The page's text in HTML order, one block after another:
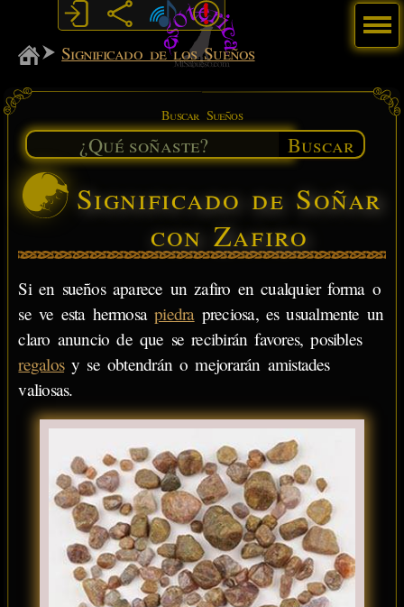
MiSabueso
Significado de los Sueños
Buscar Sueños
Buscar
Significado de Soñar
con Zafiro
Si en sueños aparece un zafiro en cualquier forma o
se ve esta hermosapiedrapreciosa, es usualmente un
claro anuncio de que se recibirán favores, posibles
regalosy se obtendrán o mejorarán amistades
valiosas.
Menú